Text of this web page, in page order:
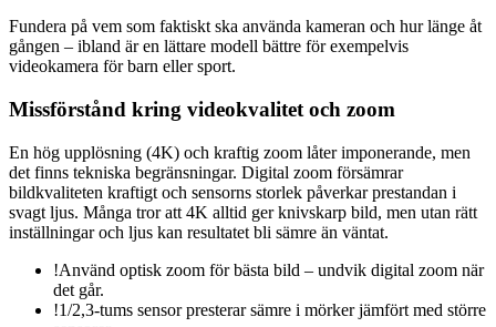
Fundera på vem som faktiskt ska använda kameran och hur länge åt
gången – ibland är en lättare modell bättre för exempelvis
videokamera för barn eller sport.
Missförstånd kring videokvalitet och zoom
En hög upplösning (4K) och kraftig zoom låter imponerande, men
det finns tekniska begränsningar. Digital zoom försämrar
bildkvaliteten kraftigt och sensorns storlek påverkar prestandan i
svagt ljus. Många tror att 4K alltid ger knivskarp bild, men utan rätt
inställningar och ljus kan resultatet bli sämre än väntat.
!Använd optisk zoom för bästa bild – undvik digital zoom när
det går.
!1/2,3-tums sensor presterar sämre i mörker jämfört med större